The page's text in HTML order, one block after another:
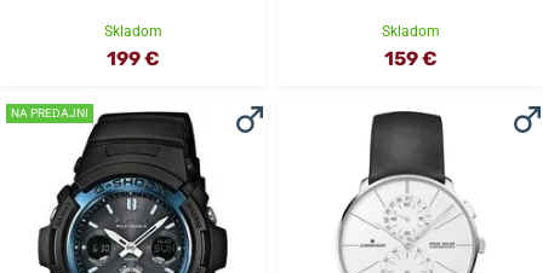
Skladom
199 €
Skladom
159 €
NA PREDAJNI